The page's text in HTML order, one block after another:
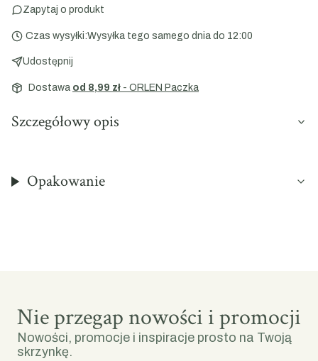
Zapytaj o produkt
Czas wysyłki:Wysyłka tego samego dnia do 12:00
Udostępnij
Dostawa od 8,99 zł - ORLEN Paczka
Szczegółowy opis
Opakowanie
Nie przegap nowości i promocji
Nowości, promocje i inspiracje prosto na Twoją
skrzynkę.